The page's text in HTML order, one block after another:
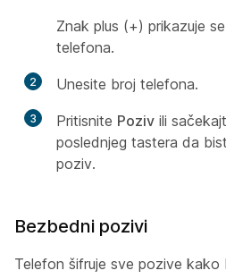
Znak plus (+) prikazuje
telefona.
2 Unesite broj telefona.
3 Pritisnite Poziv ili
poslednjeg tastera da
poziv.
Bezbedni pozivi
Telefon šifruje sve pozive